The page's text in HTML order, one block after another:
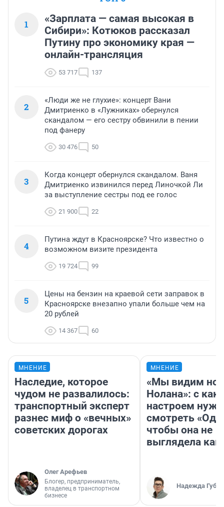
1
«Зарплата — самая высокая в
Сибири»: Котюков рассказал
Путину про экономику края —
онлайн-трансляция
53 717 137
2
«Люди же не глухие»: концерт Вани
Дмитриенко в «Лужниках» обернулся
скандалом — его сестру обвинили в пении
под фанеру
30 476 50
3
Когда концерт обернулся скандалом. Ваня
Дмитриенко извинился перед Линочкой Ли
за выступление сестры под ее голос
21 900 22
4
Путина ждут в Красноярске? Что известно о
возможном визите президента
19 724 99
5
Цены на бензин на краевой сети заправок в
Красноярске внезапно упали больше чем на
20 рублей
14 367 60
МНЕНИЕ
Наследие, которое
чудом не развалилось:
транспортный эксперт
разнес миф о «вечных»
советских дорогах
Олег Арефьев
Блогер, предприниматель,
владелец в транспортном
бизнесе
МНЕНИЕ
«Мы видим
Нолана»: с
настроем
смотреть
чтобы она не
выглядела как
Надежда